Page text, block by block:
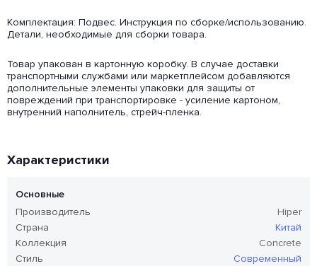
Комплектация: Подвес. Инструкция по сборке/использованию.
Детали, необходимые для сборки товара.
Товар упакован в картонную коробку. В случае доставки
транспортными службами или маркетплейсом добавляются
дополнительные элементы упаковки для защиты от
повреждений при транспортировке - усиление картоном,
внутренний наполнитель, стрейч-пленка.
Характеристики
Основные
Производитель
Hiper
Страна
Китай
Коллекция
Concrete
Стиль
Современный